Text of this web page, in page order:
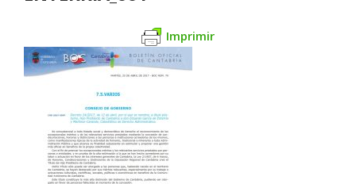
Imprimir